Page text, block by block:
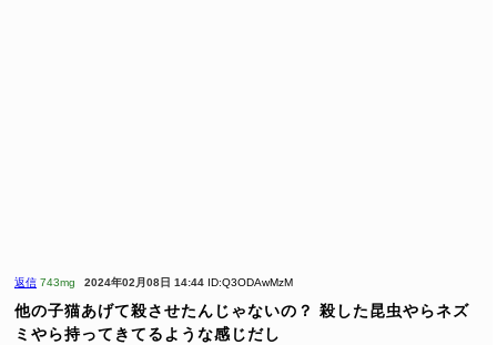
返信 743mg 2024年02月08日 14:44 ID:Q3ODAwMzM
他の子猫あげて殺させたんじゃないの？ 殺した昆虫やらネズ
ミやら持ってきてるような感じだし